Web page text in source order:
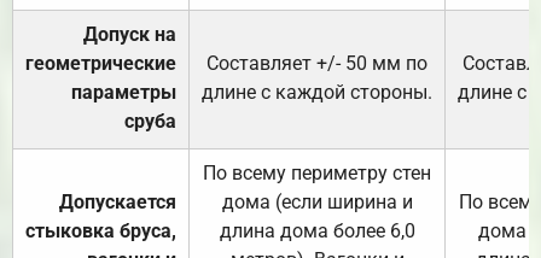
Допуск на
геометрические
параметры
сруба
Составляет +/- 50 мм по
длине с каждой стороны.
длине с
Допускается
стыковка бруса,
По всему периметру стен
дома (если ширина и
длина дома более 6,0
По
дома